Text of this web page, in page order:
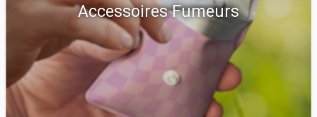
Accessoires Fumeurs